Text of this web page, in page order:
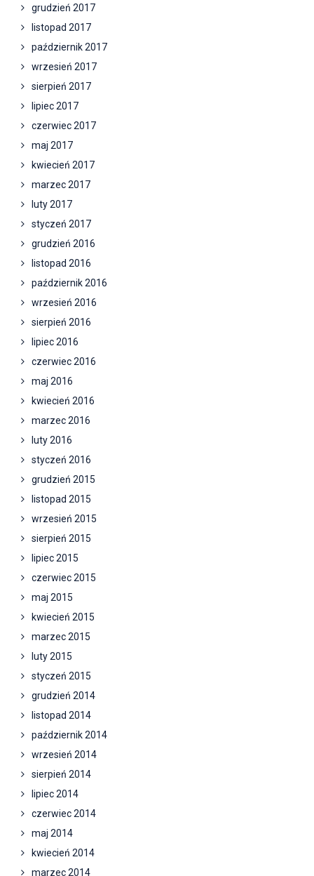
grudzień 2017
listopad 2017
październik 2017
wrzesień 2017
sierpień 2017
lipiec 2017
czerwiec 2017
maj 2017
kwiecień 2017
marzec 2017
luty 2017
styczeń 2017
grudzień 2016
listopad 2016
październik 2016
wrzesień 2016
sierpień 2016
lipiec 2016
czerwiec 2016
maj 2016
kwiecień 2016
marzec 2016
luty 2016
styczeń 2016
grudzień 2015
listopad 2015
wrzesień 2015
sierpień 2015
lipiec 2015
czerwiec 2015
maj 2015
kwiecień 2015
marzec 2015
luty 2015
styczeń 2015
grudzień 2014
listopad 2014
październik 2014
wrzesień 2014
sierpień 2014
lipiec 2014
czerwiec 2014
maj 2014
kwiecień 2014
marzec 2014